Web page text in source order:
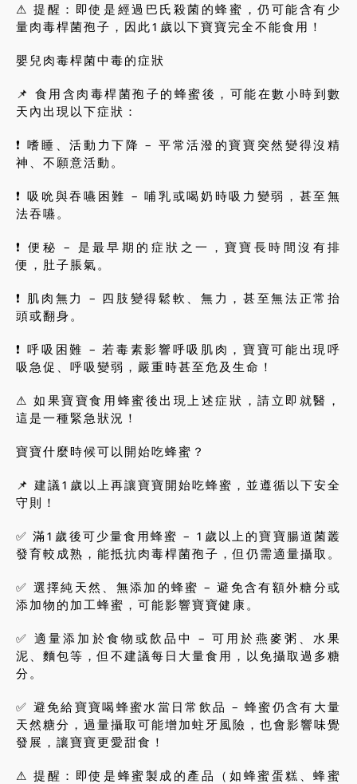
⚠ 提醒：即使是經過巴氏殺菌的蜂蜜，仍可能含有少
量肉毒桿菌孢子，因此1歲以下寶寶完全不能食用！
嬰兒肉毒桿菌中毒的症狀
📌 食用含肉毒桿菌孢子的蜂蜜後，可能在數小時到數
天內出現以下症狀：
❗ 嗜睡、活動力下降 – 平常活潑的寶寶突然變得沒精
神、不願意活動。
❗ 吸吮與吞嚥困難 – 哺乳或喝奶時吸力變弱，甚至無
法吞嚥。
❗ 便秘 – 是最早期的症狀之一，寶寶長時間沒有排
便，肚子脹氣。
❗ 肌肉無力 – 四肢變得鬆軟、無力，甚至無法正常抬
頭或翻身。
❗ 呼吸困難 – 若毒素影響呼吸肌肉，寶寶可能出現呼
吸急促、呼吸變弱，嚴重時甚至危及生命！
⚠ 如果寶寶食用蜂蜜後出現上述症狀，請立即就醫，
這是一種緊急狀況！
寶寶什麼時候可以開始吃蜂蜜？
📌 建議1歲以上再讓寶寶開始吃蜂蜜，並遵循以下安全
守則！
✅ 滿1歲後可少量食用蜂蜜 – 1歲以上的寶寶腸道菌叢
發育較成熟，能抵抗肉毒桿菌孢子，但仍需適量攝取。
✅ 選擇純天然、無添加的蜂蜜 – 避免含有額外糖分或
添加物的加工蜂蜜，可能影響寶寶健康。
✅ 適量添加於食物或飲品中 – 可用於燕麥粥、水果
泥、麵包等，但不建議每日大量食用，以免攝取過多糖
分。
✅ 避免給寶寶喝蜂蜜水當日常飲品 – 蜂蜜仍含有大量
天然糖分，過量攝取可能增加蛀牙風險，也會影響味覺
發展，讓寶寶更愛甜食！
⚠ 提醒：即使是蜂蜜製成的產品（如蜂蜜蛋糕、蜂蜜